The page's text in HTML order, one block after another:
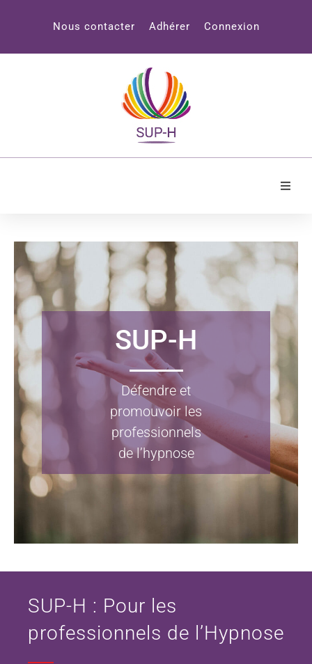
Nous contacter Adhérer Connexion
SUP-H
Professionnels
Particuliers
Écoles
Connexion
Espace personnel
SUP-H
Défendre et
promouvoir les
professionnels
de l’hypnose
SUP-H : Pour les
professionnels de l’Hypnose